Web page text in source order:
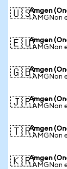
🇺🇸Amgen
1 AMGNon
🇪🇺Amgen
1 AMGNon
🇬🇧Amgen
1 AMGNon
🇯🇵Amgen
1 AMGNon
🇹🇷Amgen
1 AMGNon
🇰🇷Amgen
1 AMGNon